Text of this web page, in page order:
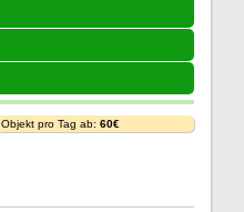
Objekt pro Tag ab: 60€